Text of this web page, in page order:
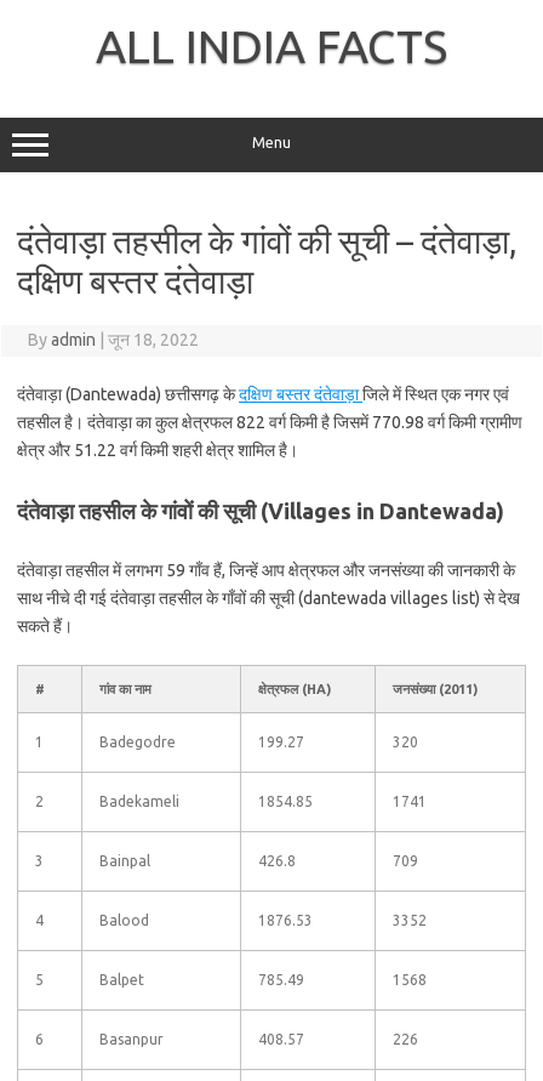
ALL INDIA FACTS
Menu
दंतेवाड़ा तहसील के गांवों की सूची – दंतेवाड़ा,
दक्षिण बस्तर दंतेवाड़ा
Byadmin जून 18, 2022
दंतेवाड़ा (Dantewada) छत्तीसगढ़ केदक्षिण बस्तर दंतेवाड़ाजिले में स्थित एक नगर एवं
तहसील है। दंतेवाड़ा का कुल क्षेत्रफल 822 वर्ग किमी है जिसमें 770.98 वर्ग किमी ग्रामीण
क्षेत्र और 51.22 वर्ग किमी शहरी क्षेत्र शामिल है।
दंतेवाड़ा तहसील के गांवों की सूची (Villages in Dantewada)
दंतेवाड़ा तहसील में लगभग 59 गाँव हैं, जिन्हें आप क्षेत्रफल और जनसंख्या की जानकारी के
साथ नीचे दी गई दंतेवाड़ा तहसील के गाँवों की सूची (dantewada villages list) से देख
सकते हैं।
# गांव का नाम क्षेत्रफल (HA) जनसंख्या (2011)
1 Badegodre 199.27 320
2 Badekameli 1854.85 1741
3 Bainpal 426.8 709
4 Balood 1876.53 3352
5 Balpet 785.49 1568
6 Basanpur 408.57 226